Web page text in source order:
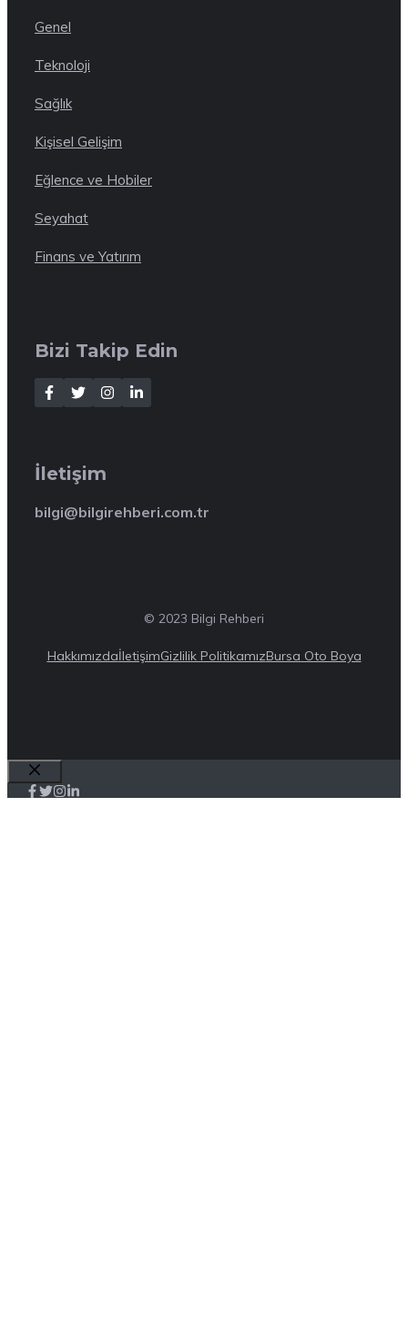
Genel
Teknoloji
Sağlık
Kişisel Gelişim
Eğlence ve Hobiler
Seyahat
Finans ve Yatırım
Bizi Takip Edin
İletişim
bilgi@bilgirehberi.com.tr
© 2023 Bilgi Rehberi
HakkımızdaİletişimGizlilik PolitikamızBursa Oto Boya
Close